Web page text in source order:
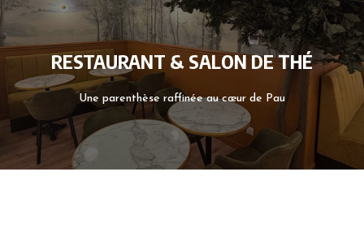
RESTAURANT & SALON DE THÉ
Une parenthèse raffinée au cœur de Pau